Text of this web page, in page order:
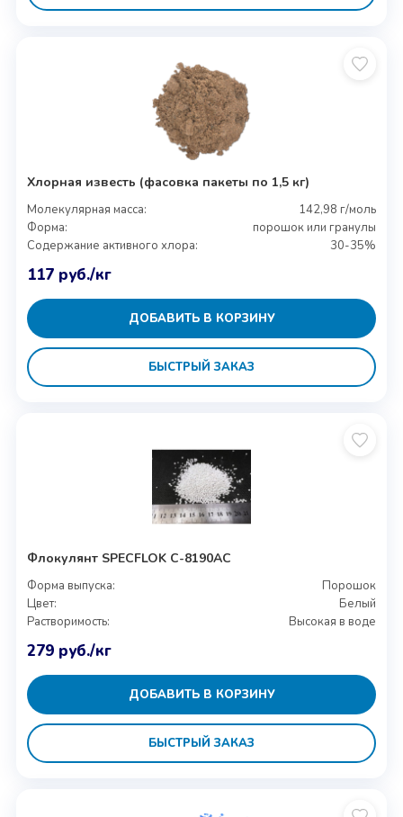
Хлорная известь (фасовка пакеты по 1,5 кг)
Молекулярная масса:
142,98 г/моль
Форма:
порошок или гранулы
Содержание активного хлора:
30-35%
117 руб./кг
ДОБАВИТЬ В КОРЗИНУ
БЫСТРЫЙ ЗАКАЗ
Флокулянт SPECFLOK C-8190AC
Форма выпуска:
Порошок
Цвет:
Белый
Растворимость:
Высокая в воде
279 руб./кг
ДОБАВИТЬ В КОРЗИНУ
БЫСТРЫЙ ЗАКАЗ